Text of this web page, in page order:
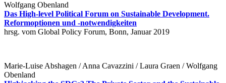
Wolfgang Obenland
Das High-level Political Forum on Sustainable Development.
Reformoptionen und -notwendigkeiten
hrsg. vom Global Policy Forum, Bonn, Januar 2019
Marie-Luise Abshagen / Anna Cavazzini / Laura Graen / Wolfgang
Obenland